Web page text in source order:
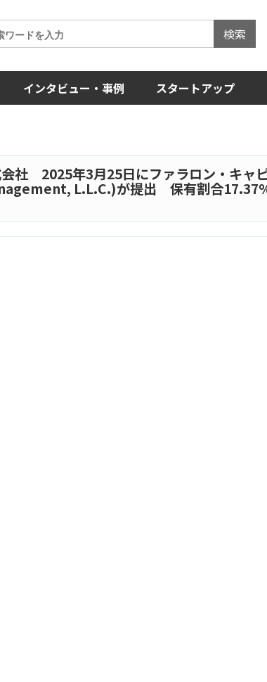
検索
インタビュー・事例 スタートアップ
社 2025年3月25日にファラロン・キャ
L.L.C.)が提出 保有割合